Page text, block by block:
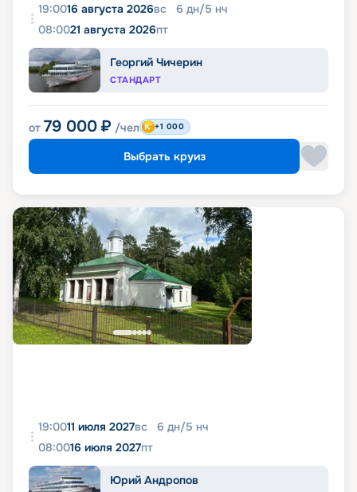
19:0016 августа 2026вс 6 дн/5 нч
08:0021 августа 2026пт
Георгий Чичерин
СТАНДАРТ
от 79 000 ₽ /чел +1 000
Выбрать круиз
19:0011 июля 2027вс 6 дн/5 нч
08:0016 июля 2027пт
Юрий Андропов